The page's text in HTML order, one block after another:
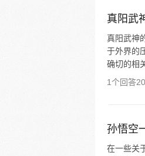
真阳武
真阳武神
于外界的
确切的相
1个回答
孙悟空
在一些关